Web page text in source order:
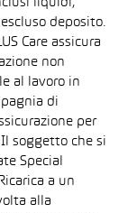
liquidi,
deposito.
Care assicura
non
al lavoro in
di
per
Il soggetto che si
Special
a un
alla